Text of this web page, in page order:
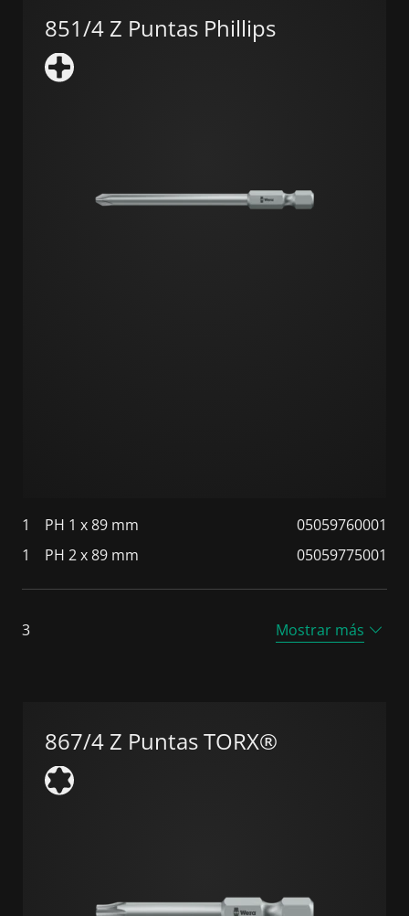
851/4 Z Puntas Phillips
1 PH 1 x 89 mm
05059760001
1
PH 2 x 89 mm 05059775001
3 Mostrar más
867/4 Z Puntas TORX®